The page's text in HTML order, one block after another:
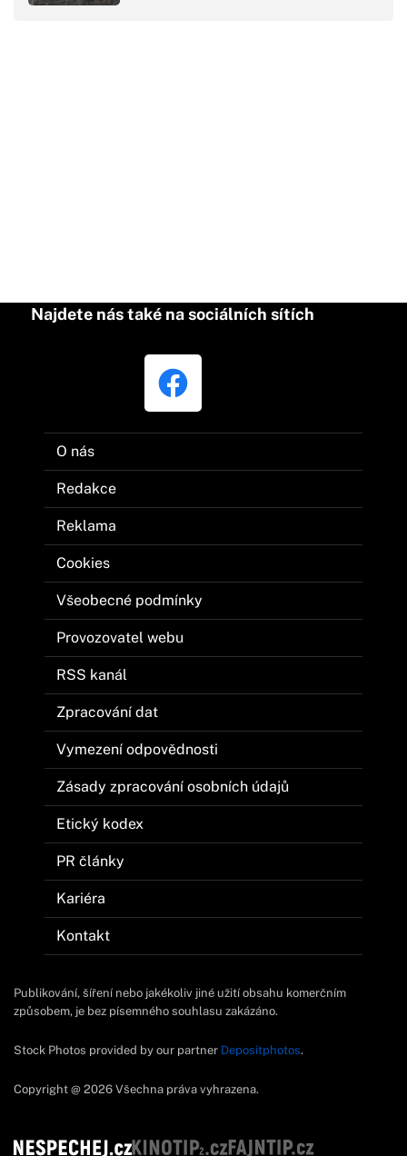
Najdete nás také na sociálních sítích
O nás
Redakce
Reklama
Cookies
Všeobecné podmínky
Provozovatel webu
RSS kanál
Zpracování dat
Vymezení odpovědnosti
Zásady zpracování osobních údajů
Etický kodex
PR články
Kariéra
Kontakt
Publikování, šíření nebo jakékoliv jiné užití obsahu komerčním
způsobem, je bez písemného souhlasu zakázáno.
Stock Photos provided by our partner Depositphotos.
Copyright @ 2026 Všechna práva vyhrazena.